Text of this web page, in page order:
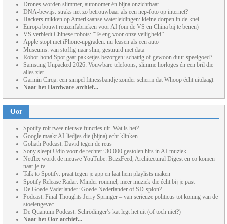
Drones worden slimmer, autonomer én bijna onzichtbaar
DNA-bewijs: straks net zo betrouwbaar als een nep-foto op internet?
Hackers mikken op Amerikaanse waterleidingen: kleine dorpen in de knel
Europa bouwt reuzenfabrieken voor AI (om de VS en China bij te benen)
VS verbiedt Chinese robots: “Te eng voor onze veiligheid”
Apple stopt met iPhone-upgraden: nu leasen als een auto
Museums: van stoffig naar slim, gestuurd met data
Robot-hond Spot gaat pakketjes bezorgen: schattig of gewoon duur speelgoed?
Samsung Unpacked 2026: Vouwbare telefoons, slimme horloges én een bril die
alles ziet
Garmin Cirqa: een simpel fitnessbandje zonder scherm dat Whoop écht uitdaagt
Naar het Hardware-archief...
Oor
Spotify rolt twee nieuwe functies uit. Wat is het?
Google maakt AI-liedjes die (bijna) echt klinken
Goliath Podcast: David tegen de reus
Sony sleept Udio voor de rechter: 30.000 gestolen hits in AI-muziek
Netflix wordt de nieuwe YouTube: BuzzFeed, Architectural Digest en co komen
naar je tv
Talk to Spotify: praat tegen je app en laat hem playlists maken
Spotify Release Radar: Minder rommel, meer muziek die écht bij je past
De Goede Vaderlander: Goede Nederlander of SD-spion?
Podcast: Final Thoughts Jerry Springer – van serieuze politicus tot koning van de
stoelengevec
De Quantum Podcast: Schrödinger’s kat legt het uit (of toch niet?)
Naar het Oor-archief...